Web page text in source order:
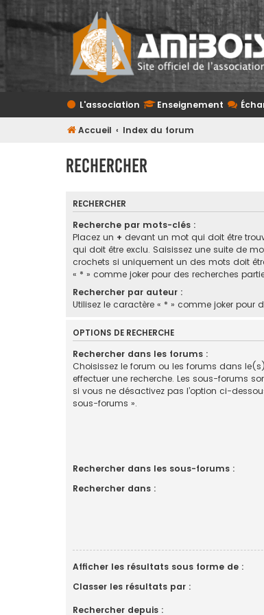
L'association Enseignement
Accueil Index du forum
Rechercher
RECHERCHER
Recherche par mots-clés :
Placez un + devant un mot qui doit être
qui doit être exclu. Saisissez une suite de
crochets si uniquement un des mots doit
« * » comme joker pour des recherches
Rechercher par auteur :
Utilisez le caractère « * » comme joker pour
OPTIONS DE RECHERCHE
Rechercher dans les forums :
Choisissez le forum ou les forums dans
effectuer une recherche. Les sous-forums
si vous ne désactivez pas l’option ci-
sous-forums ».
Rechercher dans les sous-forums :
Rechercher dans :
Afficher les résultats sous forme de :
Classer les résultats par :
Rechercher depuis :